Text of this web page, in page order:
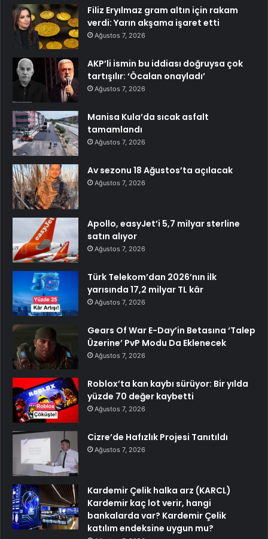
Filiz Eryılmaz gram altın için rakam
verdi: Yarın akşama işaret etti
Ağustos 7, 2026
AKP’li ismin bu iddiası doğruysa çok
tartışılır: ‘Öcalan onayladı’
Ağustos 7, 2026
Manisa Kula’da sıcak asfalt
tamamlandı
Ağustos 7, 2026
Av sezonu 18 Ağustos’ta açılacak
Ağustos 7, 2026
Apollo, easyJet’i 5,7 milyar sterline
satın alıyor
Ağustos 7, 2026
Türk Telekom’dan 2026’nın ilk
yarısında 17,2 milyar TL kâr
Ağustos 7, 2026
Gears Of War E-Day’in Betasına ‘Talep
Üzerine’ PvP Modu Da Eklenecek
Ağustos 7, 2026
Roblox’ta kan kaybı sürüyor: Bir yılda
yüzde 70 değer kaybetti
Ağustos 7, 2026
Cizre’de Hafızlık Projesi Tanıtıldı
Ağustos 7, 2026
Kardemir Çelik halka arz (KARCL)
Kardemir kaç lot verir, hangi
bankalarda var? Kardemir Çelik
katılım endeksine uygun mu?